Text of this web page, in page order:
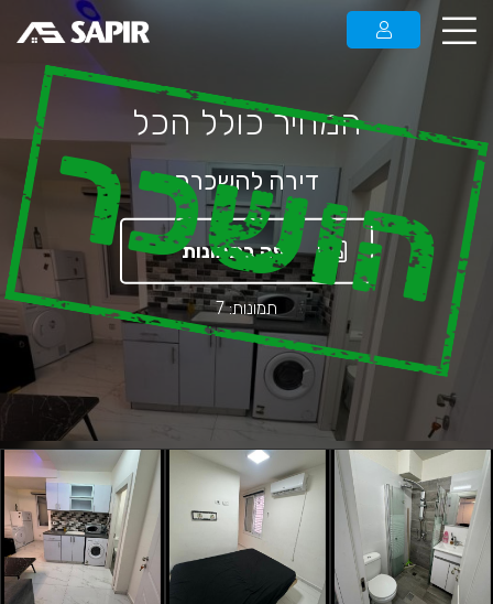
הושכר
המחיר כולל הכל
דירה להשכרה
צפה בתמונות
תמונות: 7